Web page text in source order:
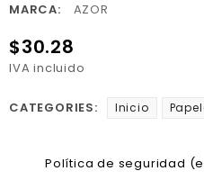
MARCA:
AZOR
$30.28
IVA incluido
CATEGORIES: Inicio
Política de seguridad